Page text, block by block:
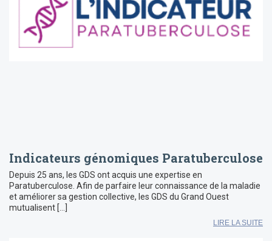
Indicateurs génomiques Paratuberculose
Depuis 25 ans, les GDS ont acquis une expertise en
Paratuberculose. Afin de parfaire leur connaissance de la maladie
et améliorer sa gestion collective, les GDS du Grand Ouest
mutualisent […]
LIRE LA SUITE